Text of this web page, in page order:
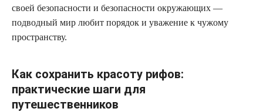
своей безопасности и безопасности окружающих —
подводный мир любит порядок и уважение к чужому
пространству.
Как сохранить красоту рифов:
практические шаги для
путешественников